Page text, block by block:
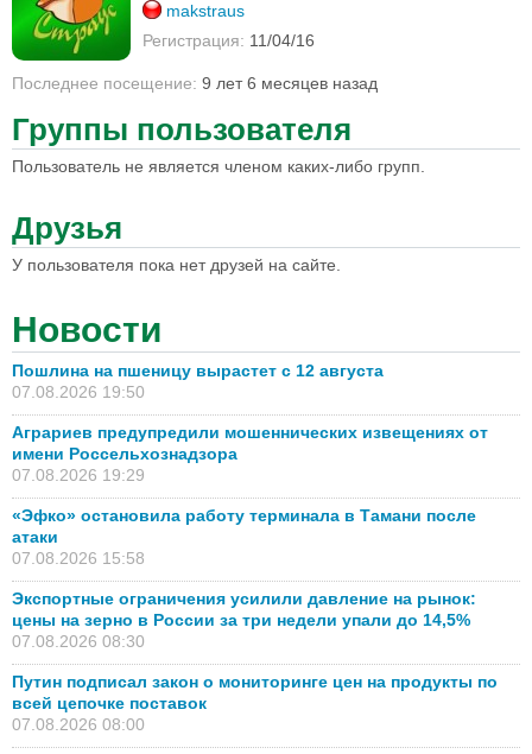
makstraus
Регистрация: 11/04/16
Последнее посещение: 9 лет 6 месяцев назад
Группы пользователя
Пользователь не является членом каких-либо групп.
Друзья
У пользователя пока нет друзей на сайте.
Новости
Пошлина на пшеницу вырастет с 12 августа
07.08.2026 19:50
Аграриев предупредили мошеннических извещениях от
имени Россельхознадзора
07.08.2026 19:29
«Эфко» остановила работу терминала в Тамани после
атаки
07.08.2026 15:58
Экспортные ограничения усилили давление на рынок:
цены на зерно в России за три недели упали до 14,5%
07.08.2026 08:30
Путин подписал закон о мониторинге цен на продукты по
всей цепочке поставок
07.08.2026 08:00